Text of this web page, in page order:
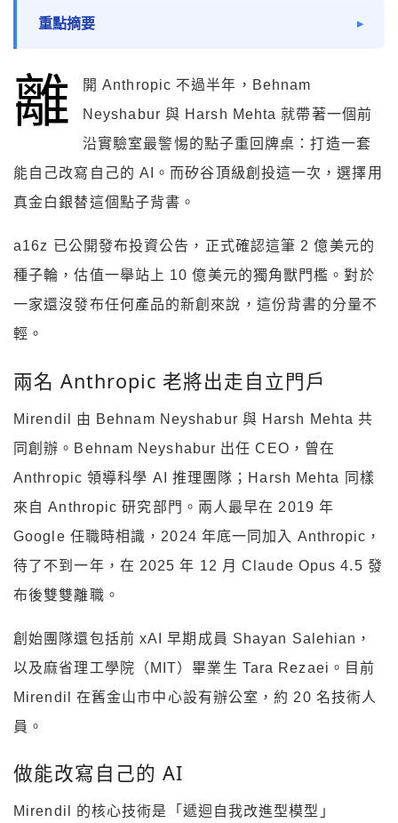
重點摘要
離
開 Anthropic 不過半年，Behnam
Neyshabur 與 Harsh Mehta 就帶著一個前
沿實驗室最警惕的點子重回牌桌：打造一套
能自己改寫自己的 AI。而矽谷頂級創投這一次，選擇用
真金白銀替這個點子背書。
a16z 已公開發布投資公告，正式確認這筆 2 億美元的
種子輪，估值一舉站上 10 億美元的獨角獸門檻。對於
一家還沒發布任何產品的新創來說，這份背書的分量不
輕。
兩名 Anthropic 老將出走自立門戶
Mirendil 由 Behnam Neyshabur 與 Harsh Mehta 共
同創辦。Behnam Neyshabur 出任 CEO，曾在
Anthropic 領導科學 AI 推理團隊；Harsh Mehta 同樣
來自 Anthropic 研究部門。兩人最早在 2019 年
Google 任職時相識，2024 年底一同加入 Anthropic，
待了不到一年，在 2025 年 12 月 Claude Opus 4.5 發
布後雙雙離職。
創始團隊還包括前 xAI 早期成員 Shayan Salehian，
以及麻省理工學院（MIT）畢業生 Tara Rezaei。目前
Mirendil 在舊金山市中心設有辦公室，約 20 名技術人
員。
做能改寫自己的 AI
Mirendil 的核心技術是「遞迴自我改進型模型」